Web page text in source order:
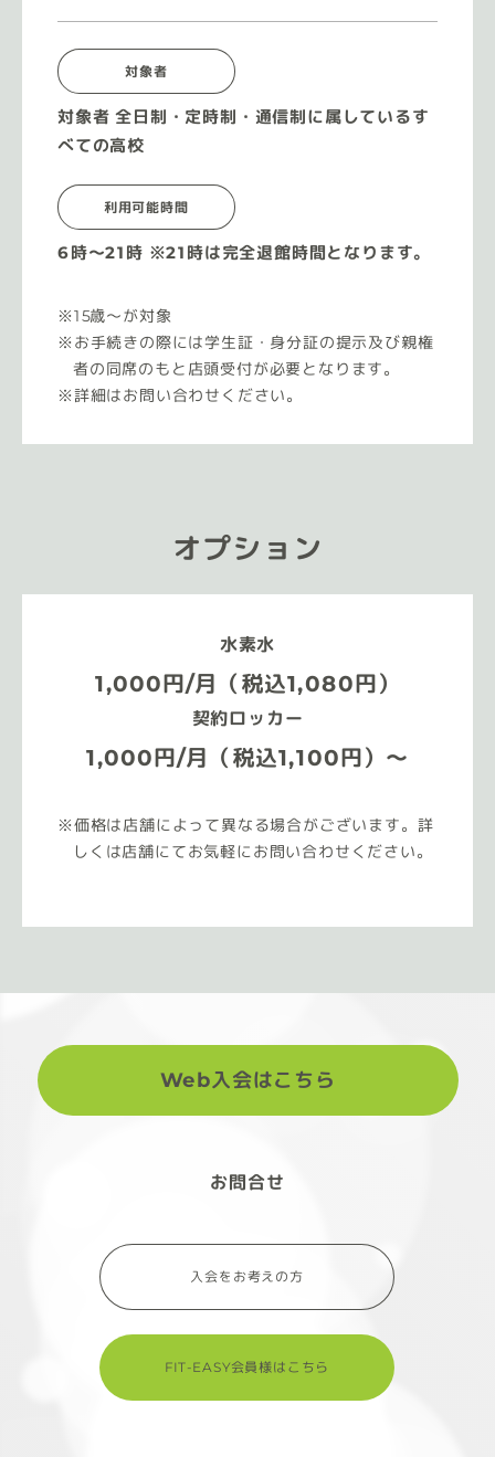
対象者
対象者 全日制・定時制・通信制に属しているす
べての高校
利用可能時間
6時〜21時 ※21時は完全退館時間となります。
15歳〜が対象
お手続きの際には学生証・身分証の提示及び親権
者の同席のもと店頭受付が必要となります。
詳細はお問い合わせください。
オプション
水素水
1,000円/月（税込1,080円）
契約ロッカー
1,000円/月（税込1,100円）～
価格は店舗によって異なる場合がございます。詳
しくは店舗にてお気軽にお問い合わせください。
Web入会はこちら
お問合せ
入会をお考えの方
FIT-EASY会員様はこちら